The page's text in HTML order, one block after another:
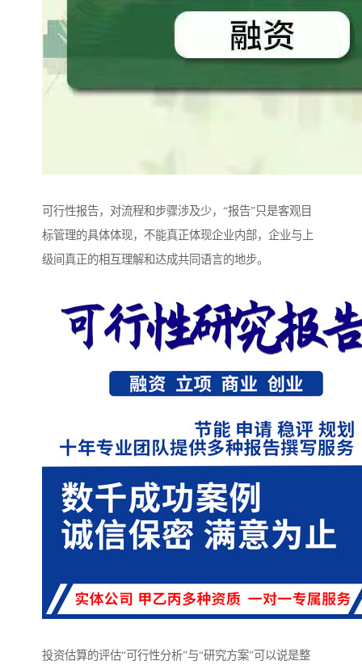
可行性报告，对流程和步骤涉及少，“报告”只是客观目
标管理的具体体现，不能真正体现企业内部，企业与上
级间真正的相互理解和达成共同语言的地步。
投资估算的评估“可行性分析”与“研究方案”可以说是整